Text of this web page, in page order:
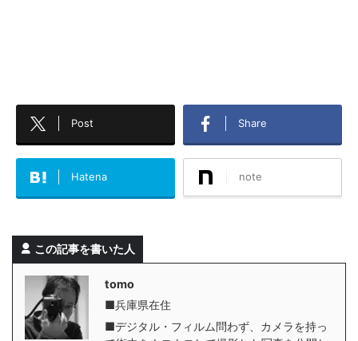
Post Share
Hatena note
この記事を書いた人
tomo
■兵庫県在住
■デジタル・フィルム問わず、カメラを持っ